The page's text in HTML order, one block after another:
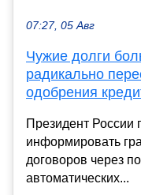
07:27, 05 Авг
Чужие долги
радикально
одобрения
Президент России
информировать
договоров через
автоматических...